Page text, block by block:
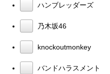
ハンブレッダーズ
乃木坂46
knockoutmonkey
バンドハラスメント